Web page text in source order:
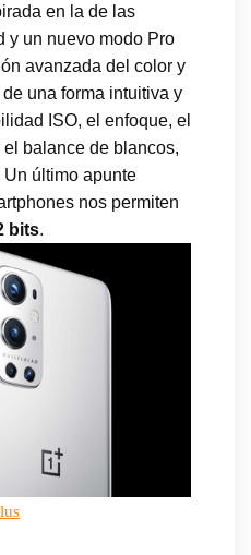
en la de las
y un nuevo modo Pro
avanzada del color y
una forma intuitiva y
ISO, el enfoque, el
balance de blancos,
Un último apunte
nos permiten
bits.